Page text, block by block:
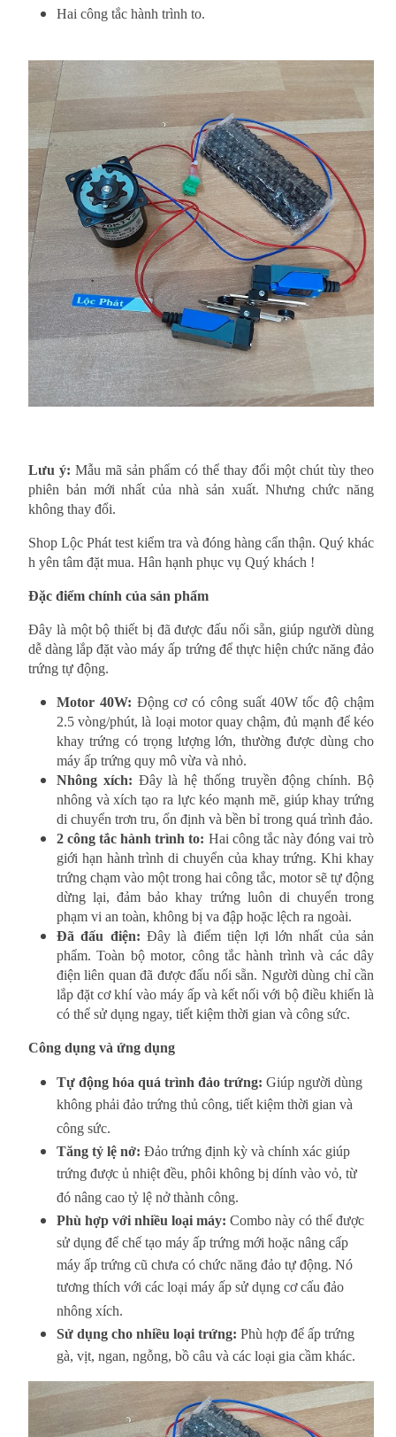
Hai công tắc hành trình to.
Lưu ý: Mẫu mã sản phẩm có thể thay đổi một chút tùy theo
phiên bản mới nhất của nhà sản xuất. Nhưng chức năng
không thay đổi.
Shop Lộc Phát test kiểm tra và đóng hàng cẩn thận. Quý khác
h yên tâm đặt mua. Hân hạnh phục vụ Quý khách !
Đặc điểm chính của sản phẩm
Đây là một bộ thiết bị đã được đấu nối sẵn, giúp người dùng
dễ dàng lắp đặt vào máy ấp trứng để thực hiện chức năng đảo
trứng tự động.
Motor 40W: Động cơ có công suất 40W tốc độ chậm
2.5 vòng/phút, là loại motor quay chậm, đủ mạnh để kéo
khay trứng có trọng lượng lớn, thường được dùng cho
máy ấp trứng quy mô vừa và nhỏ.
Nhông xích: Đây là hệ thống truyền động chính. Bộ
nhông và xích tạo ra lực kéo mạnh mẽ, giúp khay trứng
di chuyển trơn tru, ổn định và bền bỉ trong quá trình đảo.
2 công tắc hành trình to: Hai công tắc này đóng vai trò
giới hạn hành trình di chuyển của khay trứng. Khi khay
trứng chạm vào một trong hai công tắc, motor sẽ tự động
dừng lại, đảm bảo khay trứng luôn di chuyển trong
phạm vi an toàn, không bị va đập hoặc lệch ra ngoài.
Đã đấu điện: Đây là điểm tiện lợi lớn nhất của sản
phẩm. Toàn bộ motor, công tắc hành trình và các dây
điện liên quan đã được đấu nối sẵn. Người dùng chỉ cần
lắp đặt cơ khí vào máy ấp và kết nối với bộ điều khiển là
có thể sử dụng ngay, tiết kiệm thời gian và công sức.
Công dụng và ứng dụng
Tự động hóa quá trình đảo trứng: Giúp người dùng
không phải đảo trứng thủ công, tiết kiệm thời gian và
công sức.
Tăng tỷ lệ nở: Đảo trứng định kỳ và chính xác giúp
trứng được ủ nhiệt đều, phôi không bị dính vào vỏ, từ
đó nâng cao tỷ lệ nở thành công.
Phù hợp với nhiều loại máy: Combo này có thể được
sử dụng để chế tạo máy ấp trứng mới hoặc nâng cấp
máy ấp trứng cũ chưa có chức năng đảo tự động. Nó
tương thích với các loại máy ấp sử dụng cơ cấu đảo
nhông xích.
Sử dụng cho nhiều loại trứng: Phù hợp để ấp trứng
gà, vịt, ngan, ngỗng, bồ câu và các loại gia cầm khác.